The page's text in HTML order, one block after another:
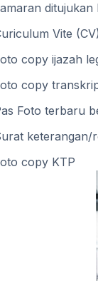
Vite (CV)
copy ijazah
copy
Foto terbaru
keterangan/
copy KTP